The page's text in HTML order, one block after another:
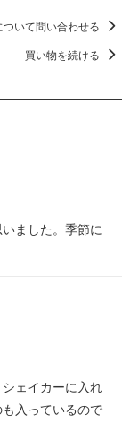
ついて問い合わせる
買い物を続ける
ました。季節に
ェイカーに入れ
入っているので